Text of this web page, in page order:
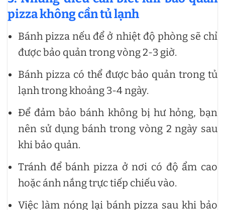
pizza không cần tủ lạnh
Bánh pizza nếu để ở nhiệt độ phòng sẽ chỉ
được bảo quản trong vòng 2-3 giờ.
Bánh pizza có thể được bảo quản trong tủ
lạnh trong khoảng 3-4 ngày.
Để đảm bảo bánh không bị hư hỏng, bạn
nên sử dụng bánh trong vòng 2 ngày sau
khi bảo quản.
Tránh để bánh pizza ở nơi có độ ẩm cao
hoặc ánh nắng trực tiếp chiếu vào.
Việc làm nóng lại bánh pizza sau khi bảo